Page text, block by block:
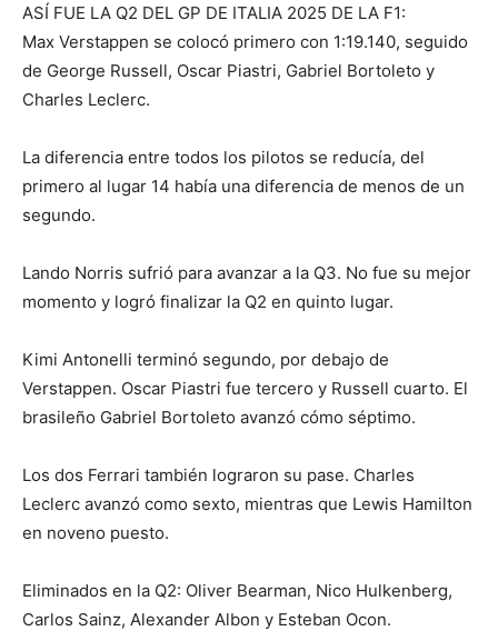
ASÍ FUE LA Q2 DEL GP DE ITALIA 2025 DE LA F1:
Max Verstappen se colocó primero con 1:19.140, seguido
de George Russell, Oscar Piastri, Gabriel Bortoleto y
Charles Leclerc.
La diferencia entre todos los pilotos se reducía, del
primero al lugar 14 había una diferencia de menos de un
segundo.
Lando Norris sufrió para avanzar a la Q3. No fue su mejor
momento y logró finalizar la Q2 en quinto lugar.
Kimi Antonelli terminó segundo, por debajo de
Verstappen. Oscar Piastri fue tercero y Russell cuarto. El
brasileño Gabriel Bortoleto avanzó cómo séptimo.
Los dos Ferrari también lograron su pase. Charles
Leclerc avanzó como sexto, mientras que Lewis Hamilton
en noveno puesto.
Eliminados en la Q2: Oliver Bearman, Nico Hulkenberg,
Carlos Sainz, Alexander Albon y Esteban Ocon.